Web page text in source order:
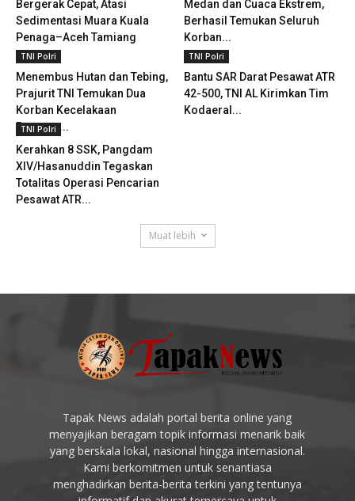
Bergerak Cepat, Atasi
Sedimentasi Muara Kuala
Penaga–Aceh Tamiang
Medan dan Cuaca Ekstrem,
Berhasil Temukan Seluruh
Korban...
TNI Polri
Menembus Hutan dan Tebing,
Prajurit TNI Temukan Dua
Korban Kecelakaan
Pesawat...
TNI Polri
Bantu SAR Darat Pesawat ATR
42-500, TNI AL Kirimkan Tim
Kodaeral...
TNI Polri
Kerahkan 8 SSK, Pangdam
XIV/Hasanuddin Tegaskan
Totalitas Operasi Pencarian
Pesawat ATR...
Muat lebih
Tapak News adalah portal berita online yang
menyajikan beragam topik informasi menarik baik
yang berskala lokal, nasional hingga internasional.
Kami berkomitmen untuk senantiasa
menghadirkan berita-berita terkini yang tentunya